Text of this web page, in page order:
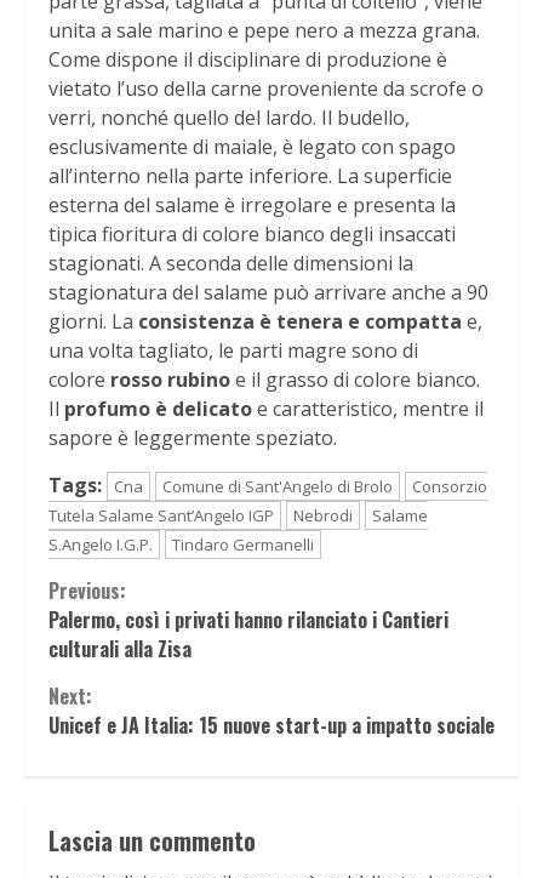
unita a sale marino e pepe nero a mezza grana.
Come dispone il disciplinare di produzione è
vietato l’uso della carne proveniente da scrofe o
verri, nonché quello del lardo. Il budello,
esclusivamente di maiale, è legato con spago
all’interno nella parte inferiore. La superficie
esterna del salame è irregolare e presenta la
tipica fioritura di colore bianco degli insaccati
stagionati. A seconda delle dimensioni la
stagionatura del salame può arrivare anche a 90
giorni. La consistenza è tenera e compatta e,
una volta tagliato, le parti magre sono di
colore rosso rubinoe il grasso di colore bianco.
Il profumo è delicatoe caratteristico, mentre il
sapore è leggermente speziato.
Tags:
Cna Comune di Sant'Angelo di Brolo
Consorzio
Tutela Salame Sant’Angelo IGP
Nebrodi
Salame
S.Angelo I.G.P.
Tindaro Germanelli
Continue
Reading
Previous:
Palermo, così i privati hanno rilanciato i Cantieri
culturali alla Zisa
Next:
Unicef e JA Italia: 15 nuove start-up a impatto sociale
Lascia un commento